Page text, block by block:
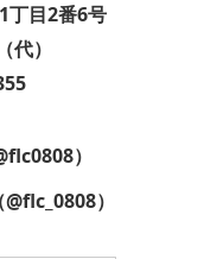
丁目2番6号
代）
）
）